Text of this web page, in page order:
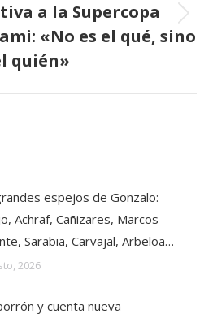
Publicación
siguiente:
a la Supercopa
«No es el qué, sino
quién»
espejos de Gonzalo:
Achraf, Cañizares, Marcos
Sarabia, Carvajal, Arbeloa…
2026
y cuenta nueva